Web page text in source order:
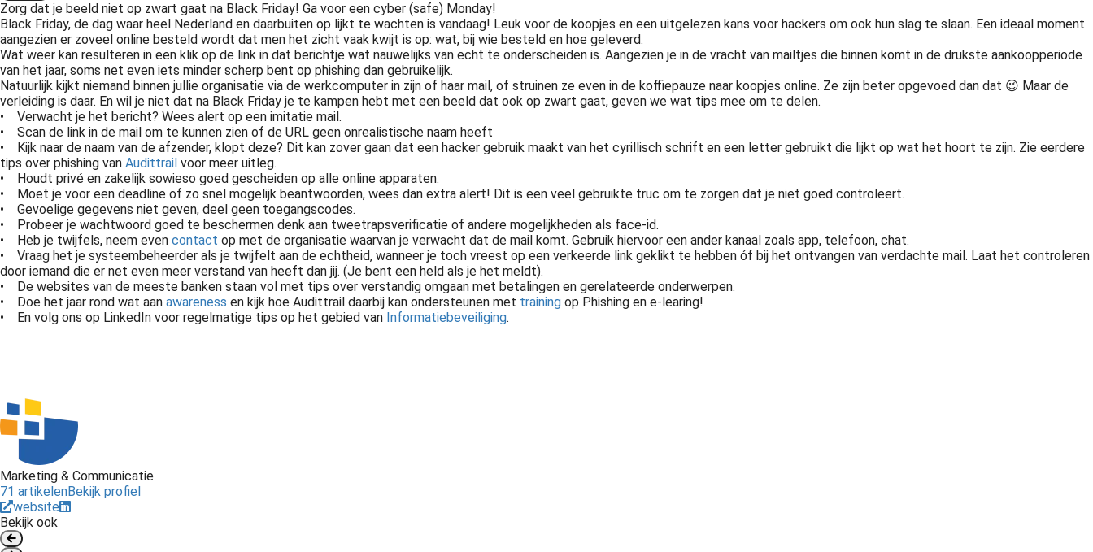
Zorg dat je beeld niet op zwart gaat na Black Friday! Ga voor een cyber (safe) Monday!
Black Friday, de dag waar heel Nederland en daarbuiten op lijkt te wachten is vandaag! Leuk voor de koopjes en een uitgelezen kans voor hackers om ook hun slag te slaan. Een ideaal moment
aangezien er zoveel online besteld wordt dat men het zicht vaak kwijt is op: wat, bij wie besteld en hoe geleverd.
Wat weer kan resulteren in een klik op de link in dat berichtje wat nauwelijks van echt te onderscheiden is. Aangezien je in de vracht van mailtjes die binnen komt in de drukste aankoopperiode
van het jaar, soms net even iets minder scherp bent op phishing dan gebruikelijk.
Natuurlijk kijkt niemand binnen jullie organisatie via de werkcomputer in zijn of haar mail, of struinen ze even in de koffiepauze naar koopjes online. Ze zijn beter opgevoed dan dat 😉 Maar de
verleiding is daar. En wil je niet dat na Black Friday je te kampen hebt met een beeld dat ook op zwart gaat, geven we wat tips mee om te delen.
•
Verwacht je het bericht? Wees alert op een imitatie mail.
•
Scan de link in de mail om te kunnen zien of de URL geen onrealistische naam heeft
•
Kijk naar de naam van de afzender, klopt deze? Dit kan zover gaan dat een hacker gebruik maakt van het cyrillisch schrift en een letter gebruikt die lijkt op wat het hoort te zijn. Zie eerdere
tips over phishing van Audittrail voor meer uitleg.
•
Houdt privé en zakelijk sowieso goed gescheiden op alle online apparaten.
•
Moet je voor een deadline of zo snel mogelijk beantwoorden, wees dan extra alert! Dit is een veel gebruikte truc om te zorgen dat je niet goed controleert.
•
Gevoelige gegevens niet geven, deel geen toegangscodes.
•
Probeer je wachtwoord goed te beschermen denk aan tweetrapsverificatie of andere mogelijkheden als face-id.
•
Heb je twijfels, neem even contact op met de organisatie waarvan je verwacht dat de mail komt. Gebruik hiervoor een ander kanaal zoals app, telefoon, chat.
•
Vraag het je systeembeheerder als je twijfelt aan de echtheid, wanneer je toch vreest op een verkeerde link geklikt te hebben óf bij het ontvangen van verdachte mail. Laat het controleren
door iemand die er net even meer verstand van heeft dan jij. (Je bent een held als je het meldt).
•
De websites van de meeste banken staan vol met tips over verstandig omgaan met betalingen en gerelateerde onderwerpen.
•
Doe het jaar rond wat aan awareness en kijk hoe Audittrail daarbij kan ondersteunen met training op Phishing en e-learing!
•
En volg ons op LinkedIn voor regelmatige tips op het gebied van Informatiebeveiliging.
Marketing & Communicatie
71 artikelenBekijk profiel
website
Bekijk ook